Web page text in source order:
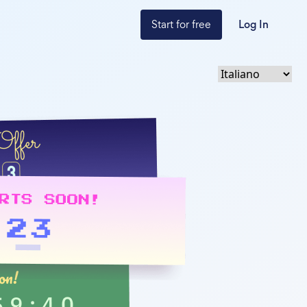
Start for free Log In